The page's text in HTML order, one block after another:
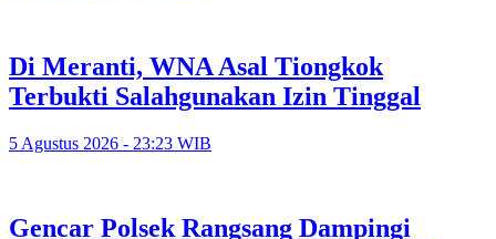
Di Meranti, WNA Asal Tiongkok
Terbukti Salahgunakan Izin Tinggal
5 Agustus 2026 - 23:23 WIB
Gencar Polsek Rangsang Dampingi